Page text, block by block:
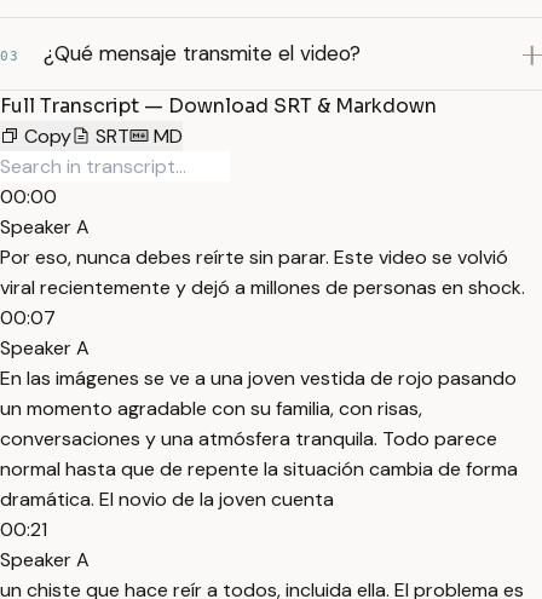
03 ¿Qué mensaje transmite el video?
Full Transcript — Download SRT & Markdown
Copy
SRT MD
00:00
Speaker A
Por eso, nunca debes reírte sin parar. Este video se volvió
viral recientemente y dejó a millones de personas en shock.
00:07
Speaker A
En las imágenes se ve a una joven vestida de rojo pasando
un momento agradable con su familia, con risas,
conversaciones y una atmósfera tranquila. Todo parece
normal hasta que de repente la situación cambia de forma
dramática. El novio de la joven cuenta
00:21
Speaker A
un chiste que hace reír a todos, incluida ella. El problema es